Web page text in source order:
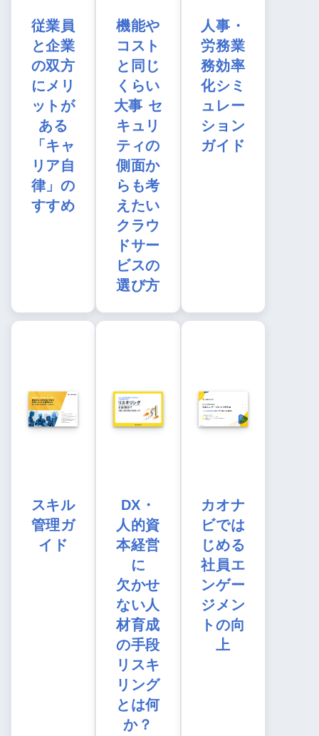
従業員
と企業
の双方
にメリ
ットが
ある
「キャ
リア自
律」の
すすめ
機能や
コスト
と同じ
くらい
大事 セ
キュリ
ティの
側面か
らも考
えたい
クラウ
ドサー
ビスの
選び方
人事・
労務業
務効率
化シミ
ュレー
ション
ガイド
スキル
管理ガ
イド
DX・
人的資
本経営
に
欠かせ
ない人
材育成
の手段
リスキ
リング
とは何
か？
カオナ
ビでは
じめる
社員エ
ンゲー
ジメン
トの向
上